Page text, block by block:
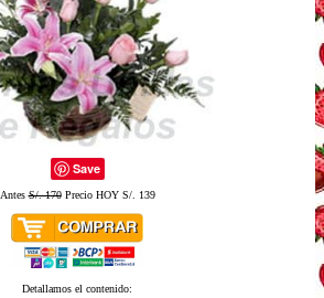
Save
AntesS/. 170Precio HOY S/. 139
Detallamos el contenido: